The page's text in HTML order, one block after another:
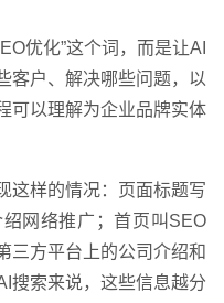
优化”这个词，而是让AI
客户、解决哪些问题，以
可以理解为企业品牌实体
这样的情况：页面标题写
网络推广；首页叫SEO
三方平台上的公司介绍和
搜索来说，这些信息越分